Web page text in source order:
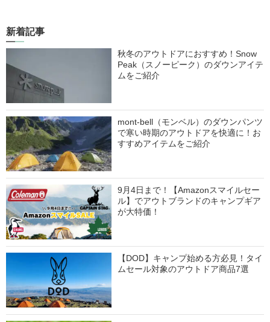
新着記事
秋冬のアウトドアにおすすめ！Snow
Peak（スノーピーク）のダウンアイテ
ムをご紹介
mont-bell（モンベル）のダウンパンツ
で寒い時期のアウトドアを快適に！お
すすめアイテムをご紹介
9月4日まで！【Amazonスマイルセー
ル】でアウトブランドのキャンプギア
が大特価！
【DOD】キャンプ始める方必見！タイ
ムセール対象のアウトドア商品7選